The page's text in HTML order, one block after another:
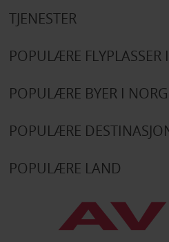
TJENESTER
POPULÆRE FLYPLASSER
POPULÆRE BYER I
POPULÆRE
POPULÆRE LAND